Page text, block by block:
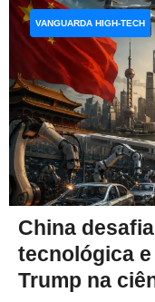
China
tecnológica
Trump na
VANGUARDA HIGH-TECH